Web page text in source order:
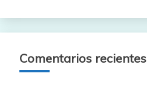
Comentarios recientes